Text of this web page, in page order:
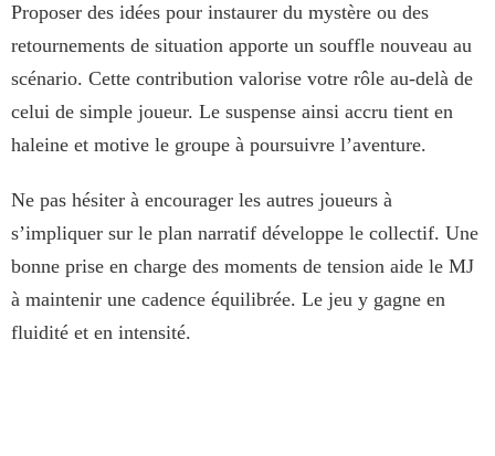
Proposer des idées pour instaurer du mystère ou des
retournements de situation apporte un souffle nouveau au
scénario. Cette contribution valorise votre rôle au-delà de
celui de simple joueur. Le suspense ainsi accru tient en
haleine et motive le groupe à poursuivre l’aventure.
Ne pas hésiter à encourager les autres joueurs à
s’impliquer sur le plan narratif développe le collectif. Une
bonne prise en charge des moments de tension aide le MJ
à maintenir une cadence équilibrée. Le jeu y gagne en
fluidité et en intensité.